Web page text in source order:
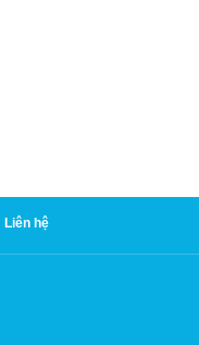
Liên hệ